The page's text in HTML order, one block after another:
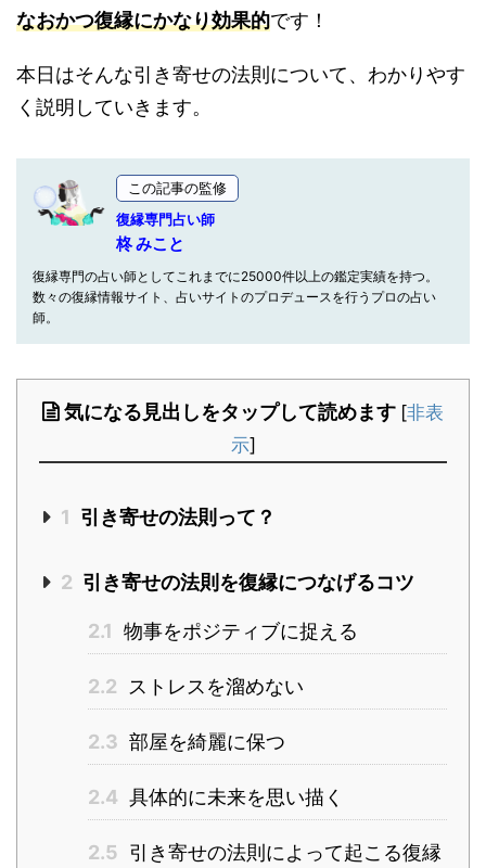
なおかつ復縁にかなり効果的です！
本日はそんな引き寄せの法則について、わかりやす
く説明していきます。
この記事の監修
復縁専門占い師
柊 みこと
復縁専門の占い師としてこれまでに25000件以上の鑑定実績を持つ。
数々の復縁情報サイト、占いサイトのプロデュースを行うプロの占い
師。
気になる見出しをタップして読めます [非表
示]
1 引き寄せの法則って？
2 引き寄せの法則を復縁につなげるコツ
2.1 物事をポジティブに捉える
2.2 ストレスを溜めない
2.3 部屋を綺麗に保つ
2.4 具体的に未来を思い描く
2.5 引き寄せの法則によって起こる復縁